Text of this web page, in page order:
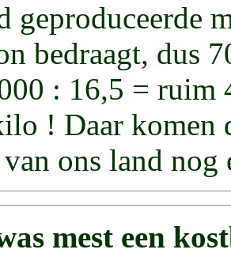
geproduceerde
bedraagt, dus
: 16,5 = ruim
! Daar komen
ons land nog
mest een